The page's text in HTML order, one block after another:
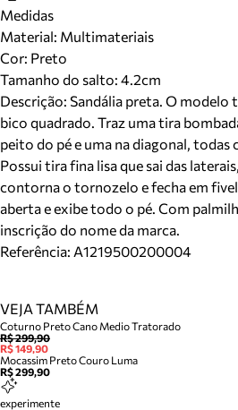
Medidas
Material: Multimateriais
Cor: Preto
Tamanho do salto: 4.2cm
Descrição: Sandália preta. O
bico quadrado. Traz uma tira
peito do pé e uma na diagonal, todas
Possui tira fina lisa que sai das
contorna o tornozelo e fecha em
aberta e exibe todo o pé. Com
inscrição do nome da marca.
Referência: A1219500200004
VEJA TAMBÉM
Coturno Preto Cano Medio Tratorado
R$ 299,90
R$ 149,90
Mocassim Preto Couro Luma
R$ 299,90
experimente